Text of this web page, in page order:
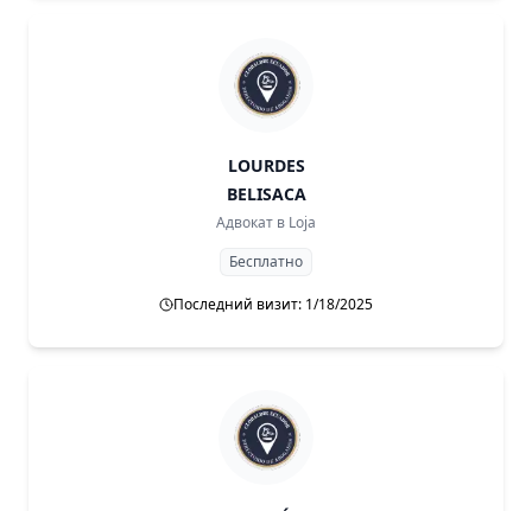
LOURDES
BELISACA
Адвокат в Loja
Бесплатно
Последний визит: 1/18/2025